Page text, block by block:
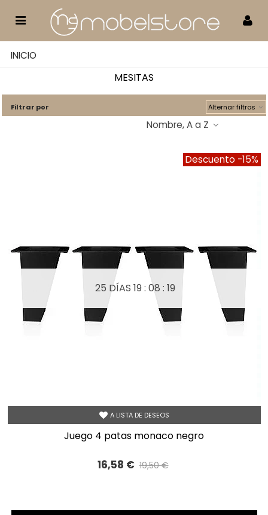
INICIO
MESITAS
Filtrar por Alternar filtros
Nombre, A a Z
Descuento -15%
A LISTA DE DESEOS
25 DÍAS 19 : 08 : 19
juego 4 patas monaco negro
16,58 € 19,50 €